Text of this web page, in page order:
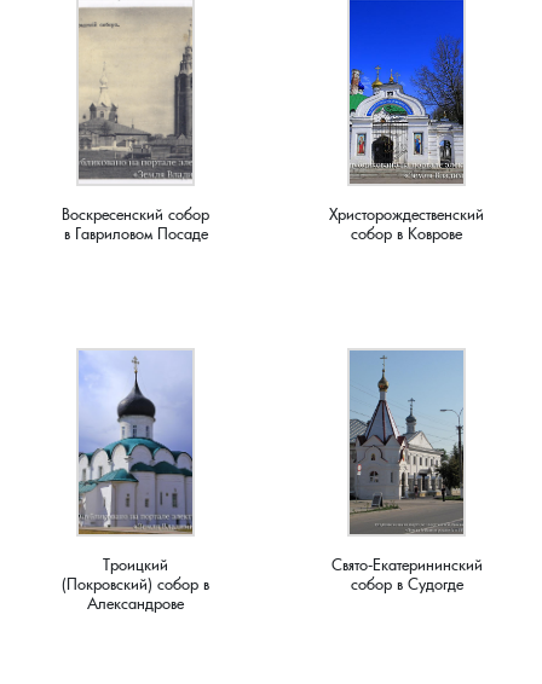
Воскресенский собор
в Гавриловом Посаде
Христорождественский
собор в Коврове
Троицкий
(Покровский) собор в
Александрове
Свято-Екатерининский
собор в Судогде
Пирогово, деревня
Пищихино , деревня
Плясицыно, деревня
Пожарницы, деревня
Приволье, деревня
Ручкино, деревня
Рябиновка, деревня
Санаторий имени Ленина, поселок